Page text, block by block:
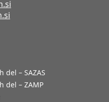
del – SAZAS
del – ZAMP